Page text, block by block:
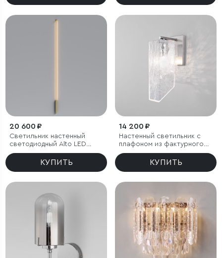
20 600 ₽
Светильник настенный
светодиодный Alto LED
3000K латунь
КУПИТЬ
14 200 ₽
Настенный светильник с
плафоном из фактурного
стекла
КУПИТЬ